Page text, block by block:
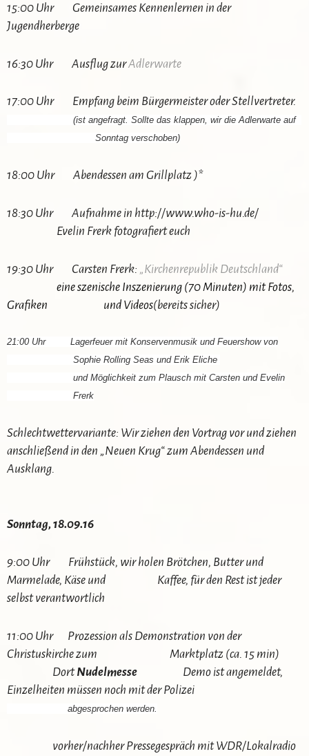
15:00 Uhr Gemeinsames Kennenlernen in der
Jugendherberge
16:30 Uhr Ausflug zurAdlerwarte
17:00 Uhr Empfang beim Bürgermeister oder Stellvertreter.
(ist angefragt. Sollte das klappen, wir die Adlerwarte auf
Sonntag verschoben)
18:00 Uhr Abendessen am Grillplatz )*
18:30 Uhr Aufnahme in http://www.who-is-hu.de/
Evelin Frerk fotografiert euch
19:30 Uhr Carsten Frerk: „Kirchenrepublik Deutschland“
eine szenische Inszenierung (70 Minuten) mit Fotos,
Grafiken und Videos(bereits sicher)
21:00 Uhr Lagerfeuer mit Konservenmusik und Feuershow von
Sophie Rolling Seas und Erik Eliche
und Möglichkeit zum Plausch mit Carsten und Evelin
Frerk
Schlechtwettervariante: Wir ziehen den Vortrag vor und ziehen
anschließend in den „Neuen Krug“ zum Abendessen und
Ausklang.
Sonntag, 18.09.16
9:00 Uhr Frühstück, wir holen Brötchen, Butter und
Marmelade, Käse und Kaffee, für den Rest ist jeder
selbst verantwortlich
11:00 Uhr Prozession als Demonstration von der
Christuskirche zum Marktplatz (ca. 15 min)
DortNudelmesse Demo ist angemeldet,
Einzelheiten müssen noch mit der Polizei
abgesprochen werden.
vorher/nachher Pressegespräch mit WDR/Lokalradio